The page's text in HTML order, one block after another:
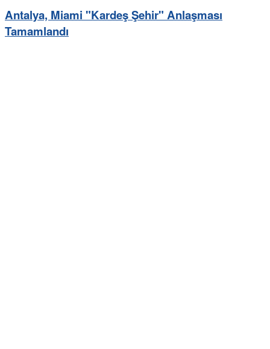
Antalya, Miami "Kardeş Şehir" Anlaşması
Tamamlandı